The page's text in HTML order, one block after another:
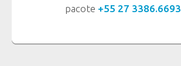
pacote +55 27 3386.6693